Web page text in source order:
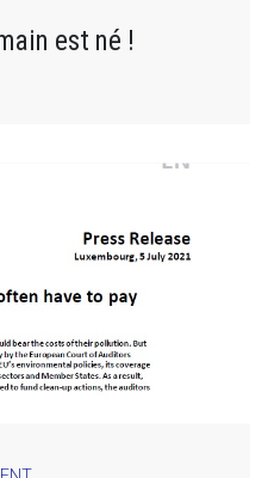
est né !